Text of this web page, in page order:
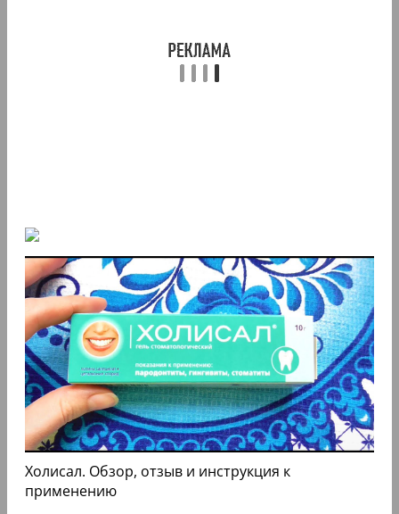
Холисал. Обзор, отзыв и инструкция к
применению